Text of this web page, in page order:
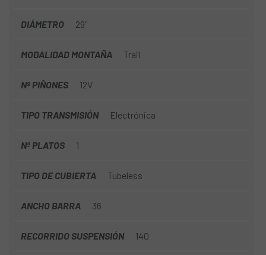
DIÁMETRO 29"
MODALIDAD MONTAÑA Trail
Nº PIÑONES 12V
TIPO TRANSMISIÓN Electrónica
Nº PLATOS 1
TIPO DE CUBIERTA Tubeless
ANCHO BARRA 36
RECORRIDO SUSPENSIÓN 140